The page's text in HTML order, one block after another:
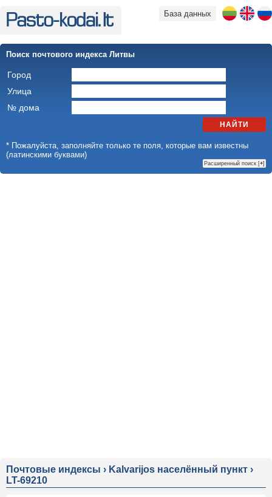
База данных
Поиск почтового индекса Литвы
Город
Улица
№ дома
НАЙТИ
* Пожалуйста, заполняйте только те поля, которые вам известны
(латинскими буквами)
Расширенный поиск [+]
Почтовые индексы › Kalvarijos населённый пункт ›
LT-69210